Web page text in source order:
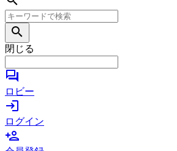
search
閉じる
forum
ロビー
login
ログイン
person_add